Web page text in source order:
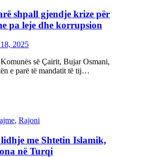
shpall gjendje krize për
pa leje dhe korrupsion
2025
së Çairit, Bujar Osmani,
e parë të mandatit të tij…
, Rajoni
me Shtetin Islamik,
në Turqi